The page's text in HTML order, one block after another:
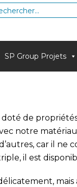
:
SP Group Projets
de
notre
car il ne
il est